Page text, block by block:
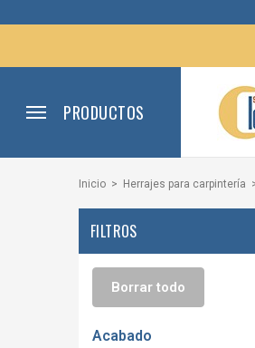
PRODUCTOS
Inicio Herrajes para carpintería
FILTROS
Borrar todo
Acabado